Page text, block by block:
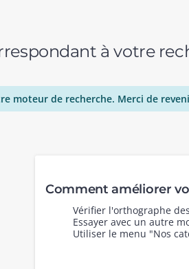
à votre
moteur de recherche. Merci de
Comment améliorer
Vérifier l'orthographe
Essayer avec un autre
Utiliser le menu "Nos